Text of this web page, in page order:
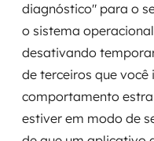
diagnóstico" para o
o sistema
desativando
de terceiros que você
comportamento
estiver em modo de